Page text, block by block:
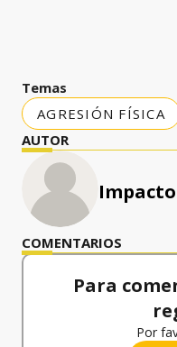
Temas
AGRESIÓN FÍSICA
AUTOR
COMENTARIOS
Para
Por